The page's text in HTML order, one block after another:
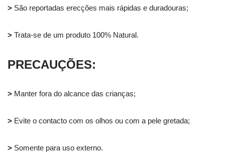
> São reportadas erecções mais rápidas e duradouras;
> Trata-se de um produto 100% Natural.
PRECAUÇÕES:
> Manter fora do alcance das crianças;
> Evite o contacto com os olhos ou com a pele gretada;
> Somente para uso externo.